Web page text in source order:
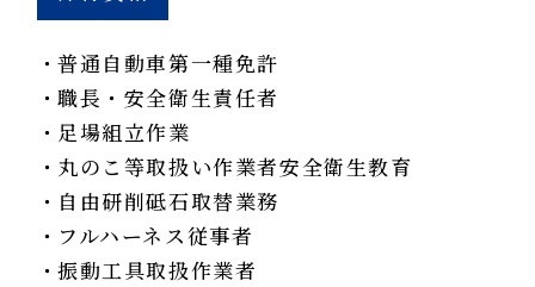
普通自動車第一種免許
職長・安全衛生責任者
足場組立作業
丸のこ等取扱い作業者安全衛生教育
自由研削砥石取替業務
フルハーネス従事者
振動工具取扱作業者